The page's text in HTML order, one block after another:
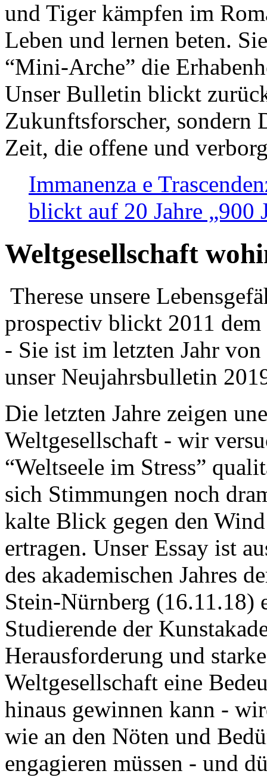
und Tiger kämpfen im
Leben und lernen beten.
“Mini-Arche” die
Unser Bulletin blickt
Zukunftsforscher, sondern
Zeit, die offene und
Immanenza e
blickt auf 20 Jahre „900
Weltgesellschaft
Therese unsere
prospectiv blickt 2011
- Sie ist im letzten Jahr
unser Neujahrsbulletin
Die letzten Jahre zeigen
Weltgesellschaft - wir
“Weltseele im Stress”
sich Stimmungen noch
kalte Blick gegen den
ertragen. Unser Essay ist
des akademischen Jahres
Stein-Nürnberg (16.11.18)
Studierende der
Herausforderung und
Weltgesellschaft eine
hinaus gewinnen kann -
wie an den Nöten und
engagieren müssen - und